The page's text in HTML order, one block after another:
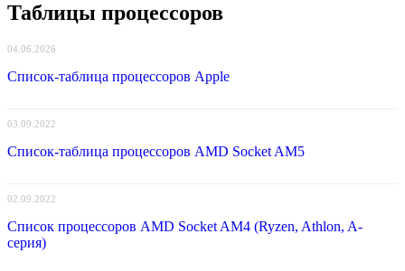
Таблицы процессоров
04.06.2026
Список-таблица процессоров Apple
03.09.2022
Список-таблица процессоров AMD Socket AM5
02.09.2022
Список процессоров AMD Socket AM4 (Ryzen, Athlon, A-
серия)